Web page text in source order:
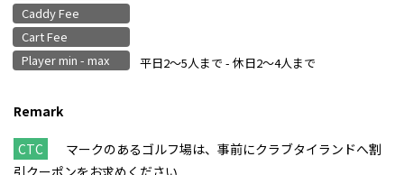
Caddy Fee
Cart Fee
Player min - max
平日2〜5人まで - 休日2〜4人まで
Remark
CTC
マークのあるゴルフ場は、事前にクラブタイランドへ割